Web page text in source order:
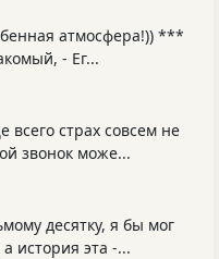
атмосфера!)) ***
- Ег...
всего страх совсем не
звонок може...
десятку, я бы мог
история эта -...